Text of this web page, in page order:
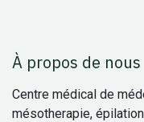
À propos de nous
Centre médical de
mésotherapie,